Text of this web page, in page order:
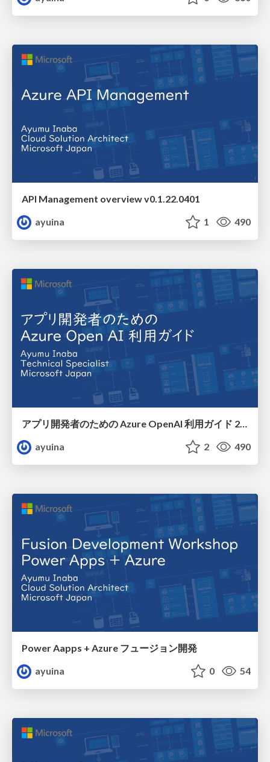
API Management overview v0.1.22.0401
ayuina
1 490
ayuina
2 490
Power Aapps + Azure フュージョン開発
ayuina
0 54